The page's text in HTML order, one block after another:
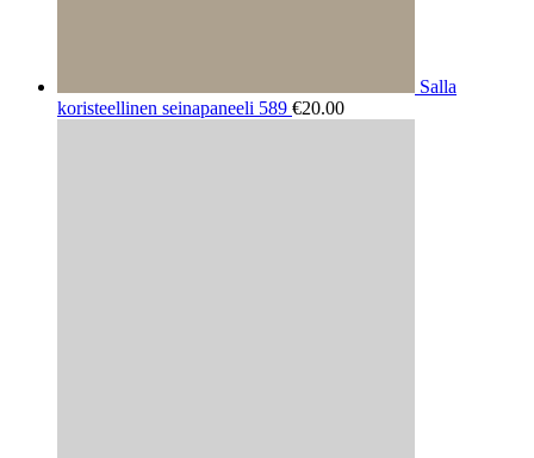
Salla
koristeellinen seinapaneeli 589 €20.00